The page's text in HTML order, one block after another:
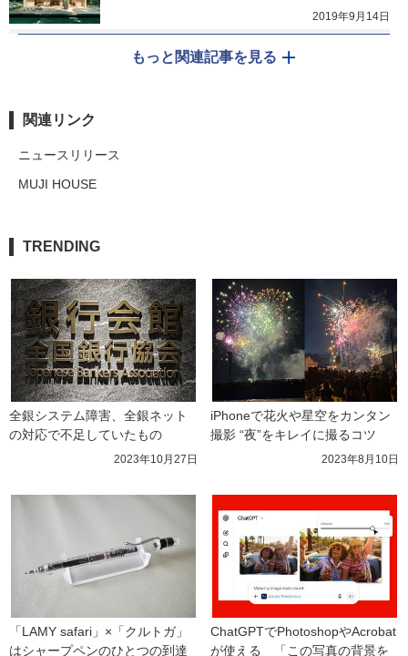
2019年9月14日
もっと関連記事を見る
関連リンク
ニュースリリース
MUJI HOUSE
TRENDING
全銀システム障害、全銀ネット
の対応で不足していたもの
2023年10月27日
iPhoneで花火や星空をカンタン
撮影 “夜”をキレイに撮るコツ
2023年8月10日
「LAMY safari」×「クルトガ」
はシャープペンのひとつの到達
ChatGPTでPhotoshopやAcrobat
が使える　「この写真の背景を